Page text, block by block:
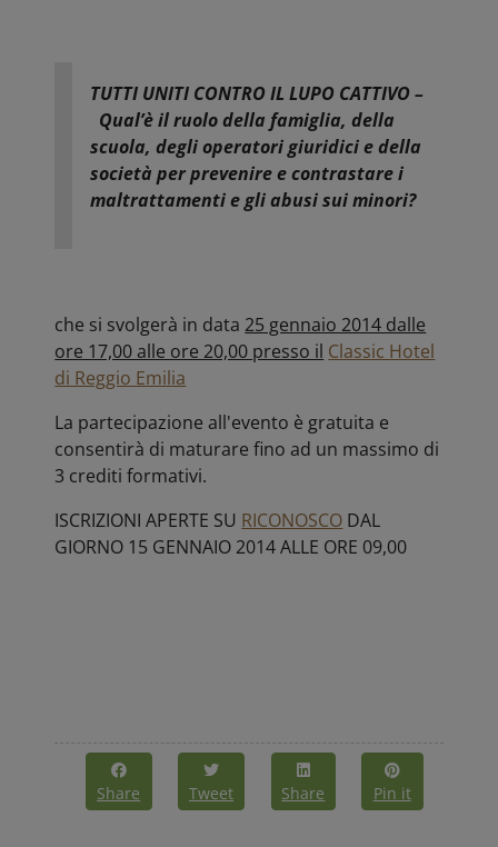
TUTTI UNITI CONTRO IL LUPO CATTIVO –
Qual’è il ruolo della famiglia, della
scuola, degli operatori giuridici e della
società per prevenire e contrastare i
maltrattamenti e gli abusi sui minori?
che si svolgerà in data 25 gennaio 2014 dalle
ore 17,00 alle ore 20,00 presso il Classic Hotel
di Reggio Emilia
La partecipazione all'evento è gratuita e
consentirà di maturare fino ad un massimo di
3 crediti formativi.
ISCRIZIONI APERTE SU RICONOSCO DAL
GIORNO 15 GENNAIO 2014 ALLE ORE 09,00
Share Tweet Share Pin it